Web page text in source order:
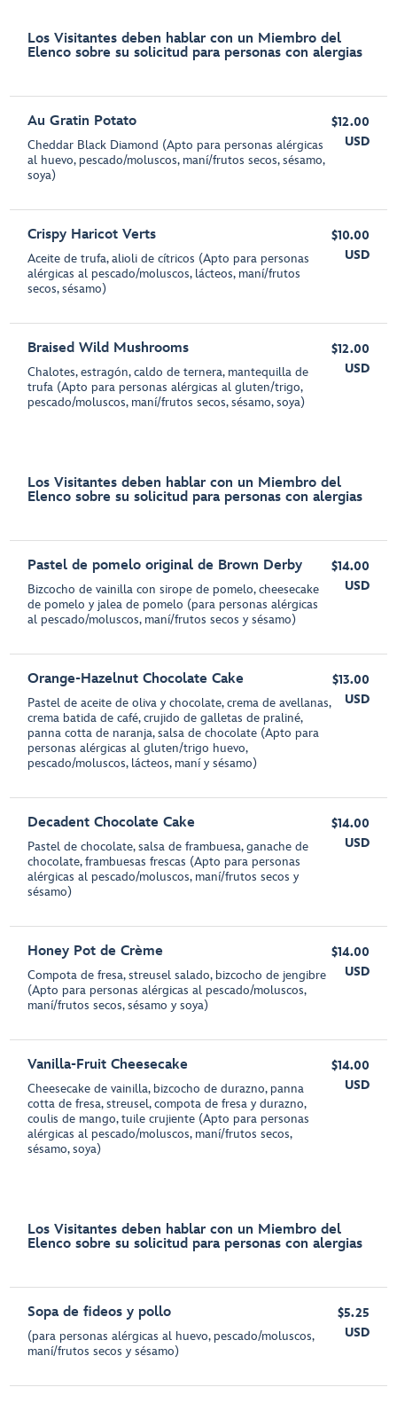
Los Visitantes deben hablar con un Miembro del
Elenco sobre su solicitud para personas con alergias
Au Gratin Potato
Cheddar Black Diamond (Apto para personas alérgicas
al huevo, pescado/moluscos, maní/frutos secos, sésamo,
soya)
$12.00
USD
Crispy Haricot Verts
Aceite de trufa, alioli de cítricos (Apto para personas
alérgicas al pescado/moluscos, lácteos, maní/frutos
secos, sésamo)
$10.00
USD
Braised Wild Mushrooms
Chalotes, estragón, caldo de ternera, mantequilla de
trufa (Apto para personas alérgicas al gluten/trigo,
pescado/moluscos, maní/frutos secos, sésamo, soya)
$12.00
USD
Los Visitantes deben hablar con un Miembro del
Elenco sobre su solicitud para personas con alergias
Pastel de pomelo original de Brown Derby
Bizcocho de vainilla con sirope de pomelo, cheesecake
de pomelo y jalea de pomelo (para personas alérgicas
al pescado/moluscos, maní/frutos secos y sésamo)
$14.00
USD
Orange-Hazelnut Chocolate Cake
Pastel de aceite de oliva y chocolate, crema de avellanas,
crema batida de café, crujido de galletas de praliné,
panna cotta de naranja, salsa de chocolate (Apto para
personas alérgicas al gluten/trigo huevo,
pescado/moluscos, lácteos, maní y sésamo)
$13.00
USD
Decadent Chocolate Cake
Pastel de chocolate, salsa de frambuesa, ganache de
chocolate, frambuesas frescas (Apto para personas
alérgicas al pescado/moluscos, maní/frutos secos y
sésamo)
$14.00
USD
Honey Pot de Crème
Compota de fresa, streusel salado, bizcocho de jengibre
(Apto para personas alérgicas al pescado/moluscos,
maní/frutos secos, sésamo y soya)
$14.00
USD
Vanilla-Fruit Cheesecake
Cheesecake de vainilla, bizcocho de durazno, panna
cotta de fresa, streusel, compota de fresa y durazno,
coulis de mango, tuile crujiente (Apto para personas
alérgicas al pescado/moluscos, maní/frutos secos,
sésamo, soya)
$14.00
USD
Los Visitantes deben hablar con un Miembro del
Elenco sobre su solicitud para personas con alergias
Sopa de fideos y pollo
(para personas alérgicas al huevo, pescado/moluscos,
maní/frutos secos y sésamo)
$5.25
USD